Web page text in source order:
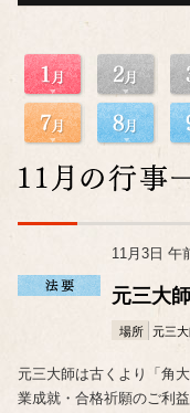
11月3日 午
元三大
場所 元三
元三大師は古くより「角
業成就・合格祈願のご利